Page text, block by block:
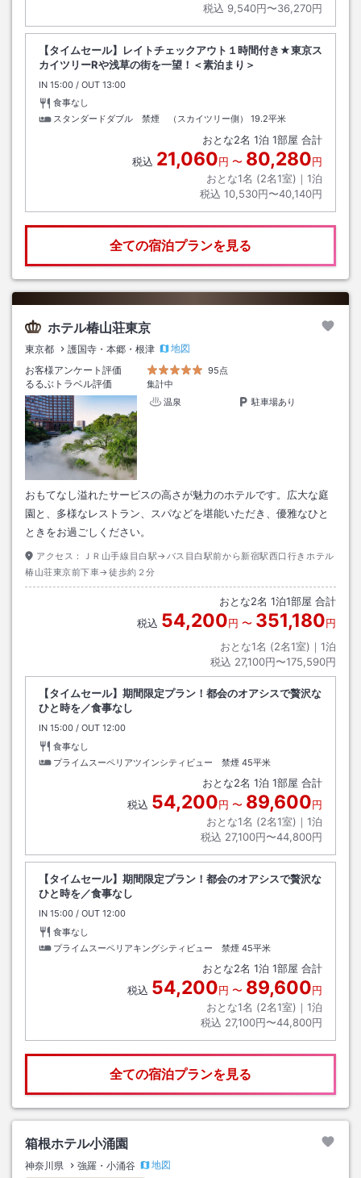
税込 9,540円〜36,270円
【タイムセール】レイトチェックアウト１時間付き★東京ス
カイツリーRや浅草の街を一望！＜素泊まり＞
IN チェックイン
15:00 / OUT チェックアウト
13:00
食事なし
スタンダードダブル 禁煙 （スカイツリー側）
19.2平米
おとな2名 1泊 1部屋 合計
税込 21,060円 〜 80,280円
おとな1名 (2名1室)｜ 1泊
税込 10,530円〜40,140円
全ての宿泊プランを見る
ホテル椿山荘東京
東京都 護国寺・本郷・根津
地図
お客様アンケート評価
95点
るるぶトラベル評価
集計中
温泉
駐車場あり
おもてなし溢れたサービスの高さが魅力のホテルです。広大な庭
園と、多様なレストラン、スパなどを堪能いただき、優雅なひと
ときをお過ごしください。
アクセス：
ＪＲ山手線目白駅→バス目白駅前から新宿駅西口行きホテル
椿山荘東京前下車→徒歩約２分
おとな2名 1泊1部屋 合計
税込 54,200円 〜 351,180円
おとな1名 (2名1室)｜ 1泊
税込 27,100円〜175,590円
【タイムセール】期間限定プラン！都会のオアシスで贅沢な
ひと時を／食事なし
IN チェックイン
15:00 / OUT チェックアウト
12:00
食事なし
プライムスーペリアツインシティビュー 禁煙 45平米
おとな2名 1泊 1部屋 合計
税込 54,200円 〜 89,600円
おとな1名 (2名1室)｜ 1泊
税込 27,100円〜44,800円
【タイムセール】期間限定プラン！都会のオアシスで贅沢な
ひと時を／食事なし
IN チェックイン
15:00 / OUT チェックアウト
12:00
食事なし
プライムスーペリアキングシティビュー 禁煙 45平米
おとな2名 1泊 1部屋 合計
税込 54,200円 〜 89,600円
おとな1名 (2名1室)｜ 1泊
税込 27,100円〜44,800円
全ての宿泊プランを見る
箱根ホテル小涌園
神奈川県 強羅・小涌谷
地図